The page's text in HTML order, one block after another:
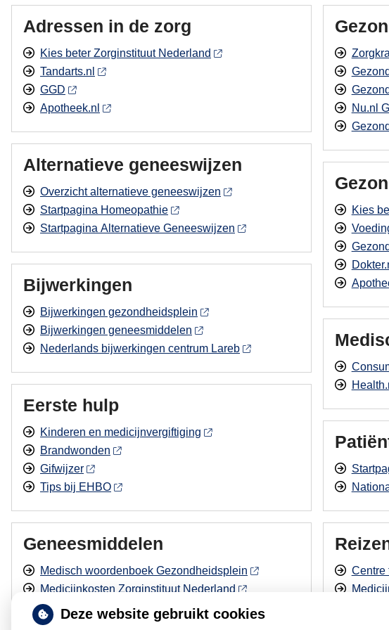
Adressen in de zorg
Kies beter Zorginstituut Nederland
Tandarts.nl
GGD
Apotheek.nl
Alternatieve geneeswijzen
Overzicht alternatieve geneeswijzen
Startpagina Homeopathie
Startpagina Alternatieve Geneeswijzen
Bijwerkingen
Bijwerkingen gezondheidsplein
Bijwerkingen geneesmiddelen
Nederlands bijwerkingen centrum Lareb
Eerste hulp
Kinderen en medicijnvergiftiging
Brandwonden
Gifwijzer
Tips bij EHBO
Geneesmiddelen
Medisch woordenboek Gezondheidsplein
Medicijnkosten Zorginstituut Nederland
Geneesmiddelen en verkeer
Geneesmiddelen en Alcohol
Nu.nl
Kies
Centre
Deze website gebruikt cookies